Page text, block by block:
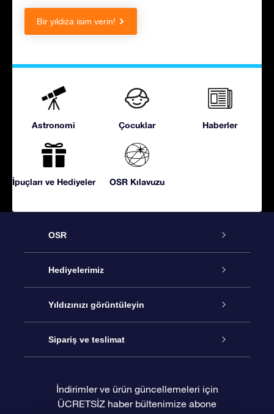
Bir yıldıza isim verin!
Astronomi Çocuklar Haberler
İpuçları ve Hediyeler OSR Kılavuzu
OSR
Hizmet
İletişim
Blogu
Değerlendirmeler
Hediyelerimiz
Çevrimiçi Yıldız Hediyesi
OSR Hediye Paketi
OSR Hediye Kartı
Yıldızınızı görüntüleyin
Star Register
Kişiselleştirilmiş Yıldız Sayfası
Sipariş ve teslimat
Ödeme bilgileri
İndirimler ve ürün güncellemeleri için
ÜCRETSİZ haber bültenimize abone